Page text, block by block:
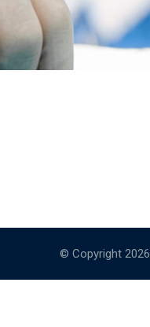
© Copyright